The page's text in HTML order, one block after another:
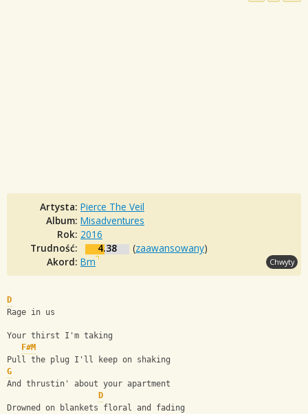
Artysta: Pierce The Veil
Album: Misadventures
Rok: 2016
Trudność:
4.38 (zaawansowany)
Akord: Bm Chwyty
D
Rage in us
Your thirst I'm taking
F#M
Pull the plug I'll keep on shaking
G
And thrustin' about your apartment
D
Drowned on blankets floral and fading